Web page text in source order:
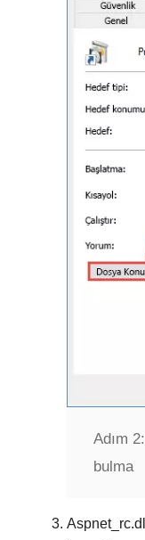
Adım 2:
bulma
Aspnet_rc.dll